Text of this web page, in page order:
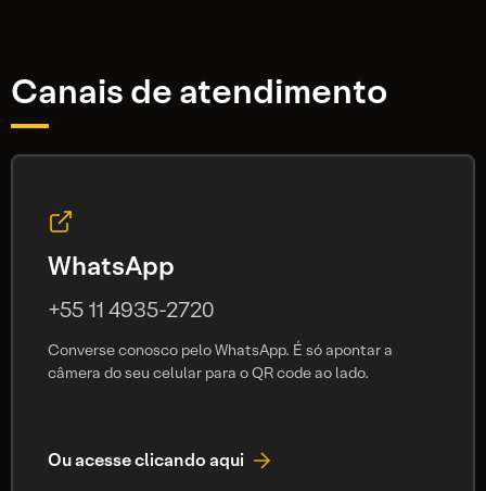
Canais de atendimento
WhatsApp
+55 11 4935-2720
Converse conosco pelo WhatsApp. É só apontar a
câmera do seu celular para o QR code ao lado.
Ou acesse clicando aqui